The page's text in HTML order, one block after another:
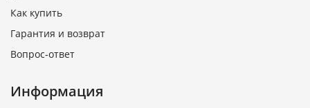
Как купить
Гарантия и возврат
Вопрос-ответ
Информация